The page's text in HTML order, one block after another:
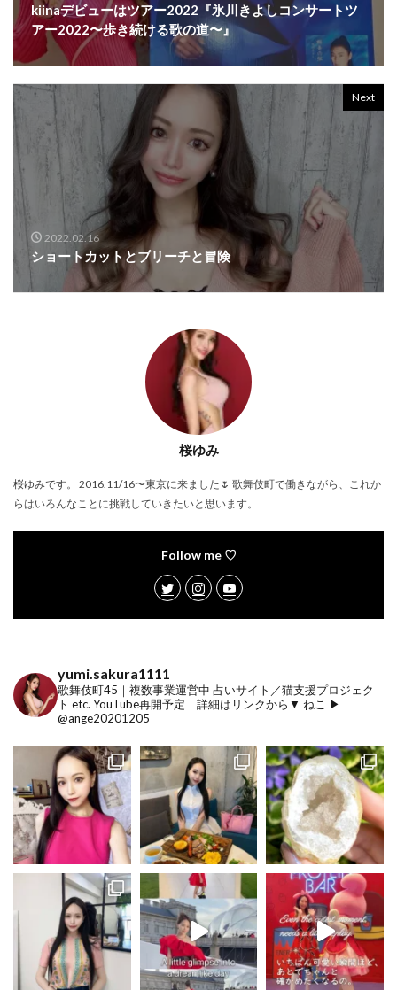
kiinaデビューはツアー2022『氷川きよしコンサートツ
アー2022〜歩き続ける歌の道〜』
Next
2022.02.16
ショートカットとブリーチと冒険
桜ゆみ
桜ゆみです。 2016.11/16〜東京に来ました🌷 歌舞伎町で働きながら、これか
らはいろんなことに挑戦していきたいと思います。
Follow me ♡
yumi.sakura1111
歌舞伎町45｜複数事業運営中 占いサイト／猫支援プロジェク
ト etc. YouTube再開予定｜詳細はリンクから▼ ねこ ▶︎
@ange20201205